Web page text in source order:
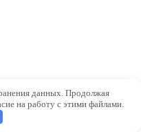
данных. Продолжая
на работу с этими файлами.